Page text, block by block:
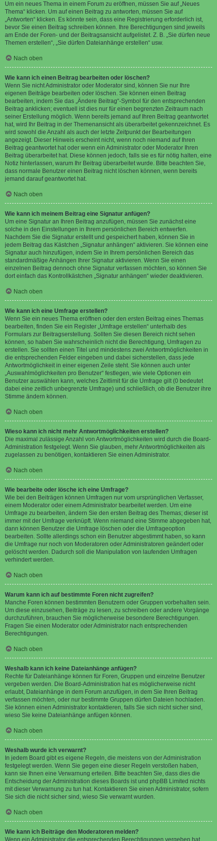
Um ein neues Thema in einem Forum zu eröffnen, müssen Sie auf „Neues
Thema“ klicken. Um auf einen Beitrag zu antworten, müssen Sie auf
„Antworten“ klicken. Es könnte sein, dass eine Registrierung erforderlich ist,
bevor Sie einen Beitrag schreiben können. Ihre Berechtigungen sind jeweils
am Ende der Foren- und der Beitragsansicht aufgelistet. Z. B. „Sie dürfen neue
Themen erstellen“, „Sie dürfen Dateianhänge erstellen“ usw.
Nach oben
Wie kann ich einen Beitrag bearbeiten oder löschen?
Wenn Sie nicht Administrator oder Moderator sind, können Sie nur Ihre
eigenen Beiträge bearbeiten oder löschen. Sie können einen Beitrag
bearbeiten, indem Sie das „Ändere Beitrag“-Symbol für den entsprechenden
Beitrag anklicken; eventuell ist dies nur für einen begrenzten Zeitraum nach
seiner Erstellung möglich. Wenn bereits jemand auf Ihren Beitrag geantwortet
hat, wird Ihr Beitrag in der Themenansicht als überarbeitet gekennzeichnet. Es
wird sowohl die Anzahl als auch der letzte Zeitpunkt der Bearbeitungen
angezeigt. Dieser Hinweis erscheint nicht, wenn noch niemand auf Ihren
Beitrag geantwortet hat oder wenn ein Administrator oder Moderator Ihren
Beitrag überarbeitet hat. Diese können jedoch, falls sie es für nötig halten, eine
Notiz hinterlassen, warum Ihr Beitrag überarbeitet wurde. Bitte beachten Sie,
dass normale Benutzer einen Beitrag nicht löschen können, wenn bereits
jemand darauf geantwortet hat.
Nach oben
Wie kann ich meinem Beitrag eine Signatur anfügen?
Um eine Signatur an Ihren Beitrag anzufügen, müssen Sie zunächst eine
solche in den Einstellungen in Ihrem persönlichen Bereich entwerfen.
Nachdem Sie die Signatur erstellt und gespeichert haben, können Sie in
jedem Beitrag das Kästchen „Signatur anhängen“ aktivieren. Sie können eine
Signatur auch hinzufügen, indem Sie in Ihrem persönlichen Bereich das
standardmäßige Anhängen Ihrer Signatur aktivieren. Wenn Sie einen
einzelnen Beitrag dennoch ohne Signatur verfassen möchten, so können Sie
dort einfach das Kontrollkästchen „Signatur anhängen“ wieder deaktivieren.
Nach oben
Wie kann ich eine Umfrage erstellen?
Wenn Sie ein neues Thema eröffnen oder den ersten Beitrag eines Themas
bearbeiten, finden Sie ein Register „Umfrage erstellen“ unterhalb des
Formulars zur Beitragserstellung. Sollten Sie diesen Bereich nicht sehen
können, so haben Sie wahrscheinlich nicht die Berechtigung, Umfragen zu
erstellen. Sie sollten einen Titel und mindestens zwei Antwortmöglichkeiten in
die entsprechenden Felder eingeben und dabei sicherstellen, dass jede
Antwortmöglichkeit in einer eigenen Zeile steht. Sie können auch unter
„Auswahlmöglichkeiten pro Benutzer“ festlegen, wie viele Optionen ein
Benutzer auswählen kann, welches Zeitlimit für die Umfrage gilt (0 bedeutet
dabei eine zeitlich unbegrenzte Umfrage) und schließlich, ob die Benutzer ihre
Stimme ändern können.
Nach oben
Wieso kann ich nicht mehr Antwortmöglichkeiten erstellen?
Die maximal zulässige Anzahl von Antwortmöglichkeiten wird durch die Board-
Administration festgelegt. Wenn Sie glauben, mehr Antwortmöglichkeiten als
zugelassen zu benötigen, kontaktieren Sie einen Administrator.
Nach oben
Wie bearbeite oder lösche ich eine Umfrage?
Wie bei den Beiträgen können Umfragen nur vom ursprünglichen Verfasser,
einem Moderator oder einem Administrator bearbeitet werden. Um eine
Umfrage zu bearbeiten, ändern Sie den ersten Beitrag des Themas; dieser ist
immer mit der Umfrage verknüpft. Wenn niemand eine Stimme abgegeben hat,
dann können Benutzer die Umfrage löschen oder die Umfrageoption
bearbeiten. Sollte allerdings schon ein Benutzer abgestimmt haben, so kann
die Umfrage nur noch von Moderatoren oder Administratoren geändert oder
gelöscht werden. Dadurch soll die Manipulation von laufenden Umfragen
verhindert werden.
Nach oben
Warum kann ich auf bestimmte Foren nicht zugreifen?
Manche Foren können bestimmten Benutzern oder Gruppen vorbehalten sein.
Um diese einzusehen, Beiträge zu lesen, zu schreiben oder andere Vorgänge
durchzuführen, brauchen Sie möglicherweise besondere Berechtigungen.
Fragen Sie einen Moderator oder Administrator nach entsprechenden
Berechtigungen.
Nach oben
Weshalb kann ich keine Dateianhänge anfügen?
Rechte für Dateianhänge können für Foren, Gruppen und einzelne Benutzer
vergeben werden. Die Board-Administration hat es möglicherweise nicht
erlaubt, Dateianhänge in dem Forum anzufügen, in dem Sie Ihren Beitrag
verfassen möchten, oder nur bestimmte Gruppen dürfen Dateien hochladen.
Sie können einen Administrator kontaktieren, falls Sie sich nicht sicher sind,
wieso Sie keine Dateianhänge anfügen können.
Nach oben
Weshalb wurde ich verwarnt?
In jedem Board gibt es eigene Regeln, die meistens von der Administration
festgelegt werden. Wenn Sie gegen eine dieser Regeln verstoßen haben,
kann sie Ihnen eine Verwarnung erteilen. Bitte beachten Sie, dass dies die
Entscheidung der Administration dieses Boards ist und phpBB Limited nichts
mit dieser Verwarnung zu tun hat. Kontaktieren Sie einen Administrator, sofern
Sie sich die nicht sicher sind, wieso Sie verwarnt wurden.
Nach oben
Wie kann ich Beiträge den Moderatoren melden?
Wenn ein Administrator die entsprechenden Berechtigungen vergeben hat,